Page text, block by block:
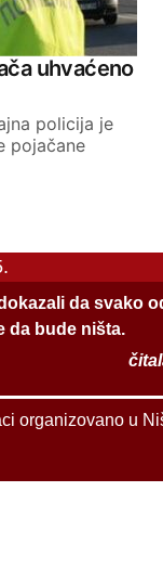
uhvaćeno
policija je
pojačane
da svako
da bude ništa.
organizovano u